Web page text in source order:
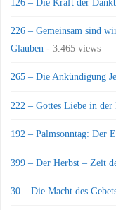
226 – Gemeinsam sind
Glauben - 3.465 views
265 – Die Ankündigung
222 – Gottes Liebe in der
192 – Palmsonntag: Der
399 – Der Herbst – Zeit
30 – Die Macht des